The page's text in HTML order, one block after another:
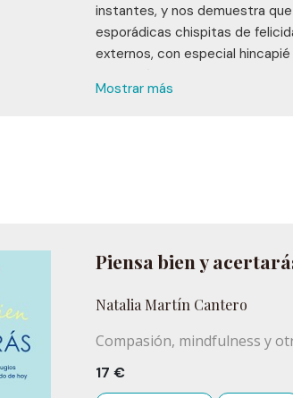
instantes, y nos demuestra
esporádicas chispitas de
externos, con especial
verdad, Lo único importante
Mostrar más
Piensa bien y
Natalia Martín Cantero
Compasión, mindfulness y
17 €